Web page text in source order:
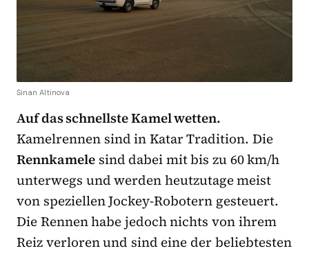
Sinan Altinova
Auf das schnellste Kamel wetten.
Kamelrennen sind in Katar Tradition. Die
Rennkamele sind dabei mit bis zu 60 km/h
unterwegs und werden heutzutage meist
von speziellen Jockey-Robotern gesteuert.
Die Rennen habe jedoch nichts von ihrem
Reiz verloren und sind eine der beliebtesten